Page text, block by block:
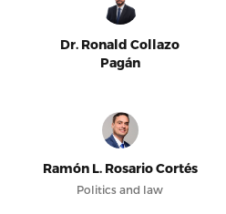
Dr. Ronald Collazo
Pagán
Ramón L. Rosario Cortés
Politics and law